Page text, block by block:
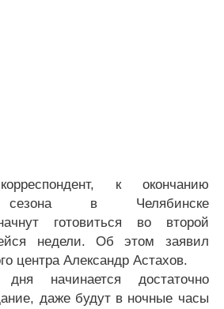
к окончанию
сезона в Челябинске
готовиться во второй
недели. Об этом заявил
центра Александр Астахов.
начинается достаточно
даже будут в ночные часы